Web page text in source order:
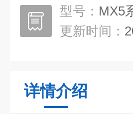
型号： MX5
更新时间：
详情介绍